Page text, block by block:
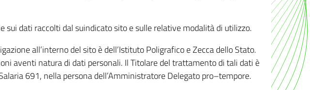
dati raccolti dal suindicato sito e sulle relative modalità di utilizzo.
all’interno del sito è dell’Istituto Poligrafico e Zecca dello Stato.
aventi natura di dati personali. Il Titolare del trattamento di tali dati è
691, nella persona dell’Amministratore Delegato pro–tempore.